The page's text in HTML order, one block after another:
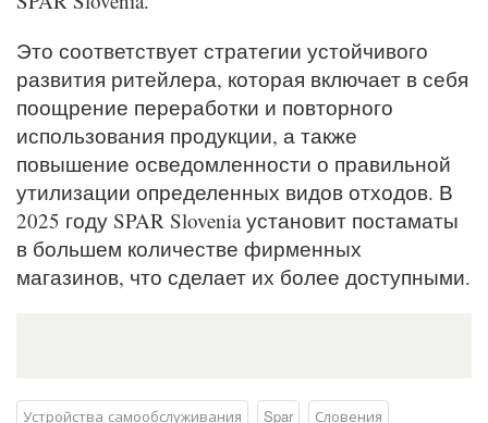
Это соответствует стратегии устойчивого
развития ритейлера, которая включает в себя
поощрение переработки и повторного
использования продукции, а также
повышение осведомленности о правильной
утилизации определенных видов отходов. В
2025 году SPAR Slovenia установит постаматы
в большем количестве фирменных
магазинов, что сделает их более доступными.
Устройства самообслуживания Spar Словения